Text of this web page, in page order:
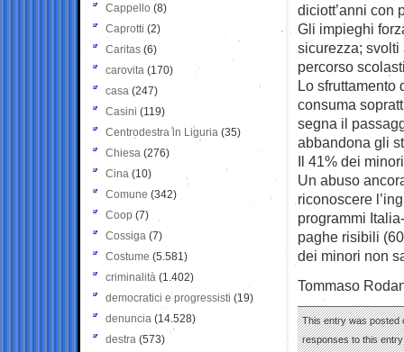
diciott’anni con
Gli impieghi
sicurezza; svolti
percorso
Lo sfruttamento
consuma
segna il
abbandona gli
Il 41% dei
Un abuso
riconoscere
programmi
paghe risibili
dei minori non
Tommaso
This entry was posted
responses to this
Cappello (8)
Caprotti (2)
Caritas (6)
carovita (170)
casa (247)
Casini (119)
Centrodestra in Liguria (35)
Chiesa (276)
Cina (10)
Comune (342)
Coop (7)
Cossiga (7)
Costume (5.581)
criminalità (1.402)
democratici e progressisti (19)
denuncia (14.528)
destra (573)